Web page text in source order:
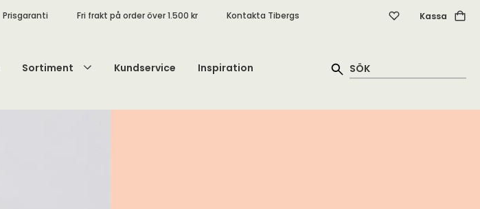
Prisgaranti Fri frakt på order över 1.500 kr Kontakta Tibergs Kassa
Sortiment Kundservice Inspiration